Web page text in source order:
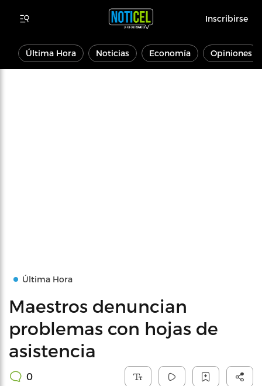
Inscribirse
Última Hora Noticias Economía Opiniones
Última Hora
Maestros denuncian
problemas con hojas de
asistencia
0